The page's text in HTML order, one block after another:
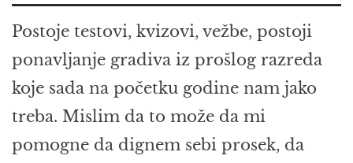
Postoje testovi, kvizovi, vežbe, postoji
ponavljanje gradiva iz prošlog razreda
koje sada na početku godine nam jako
treba. Mislim da to može da mi
pomogne da dignem sebi prosek, da